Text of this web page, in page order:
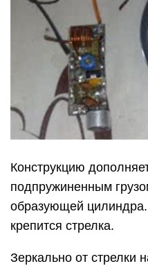
Конструкцию
подпружиненным
образующей
крепится стрелка.
Зеркально от стрелки